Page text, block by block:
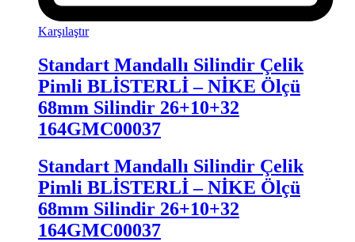
Karşılaştır
Standart Mandallı Silindir Çelik
Pimli BLİSTERLİ – NİKE Ölçü
68mm Silindir 26+10+32
164GMC00037
Standart Mandallı Silindir Çelik
Pimli BLİSTERLİ – NİKE Ölçü
68mm Silindir 26+10+32
164GMC00037